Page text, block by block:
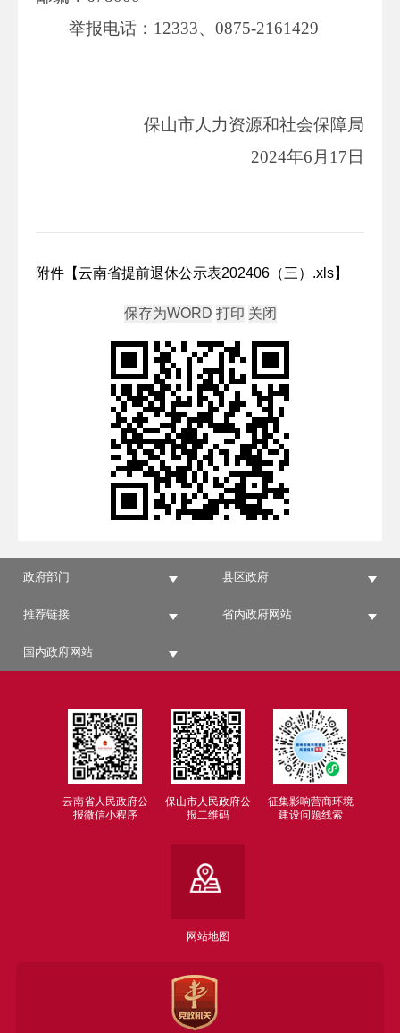
举报电话：12333、0875-2161429
保山市人力资源和社会保障局
2024年6月17日
附件【云南省提前退休公示表202406（三）.xls】
政府部门 县区政府
推荐链接 省内政府网站
国内政府网站
云南省人民政府公
报微信小程序
保山市人民政府公
报二维码
征集影响营商环境
建设问题线索
网站地图